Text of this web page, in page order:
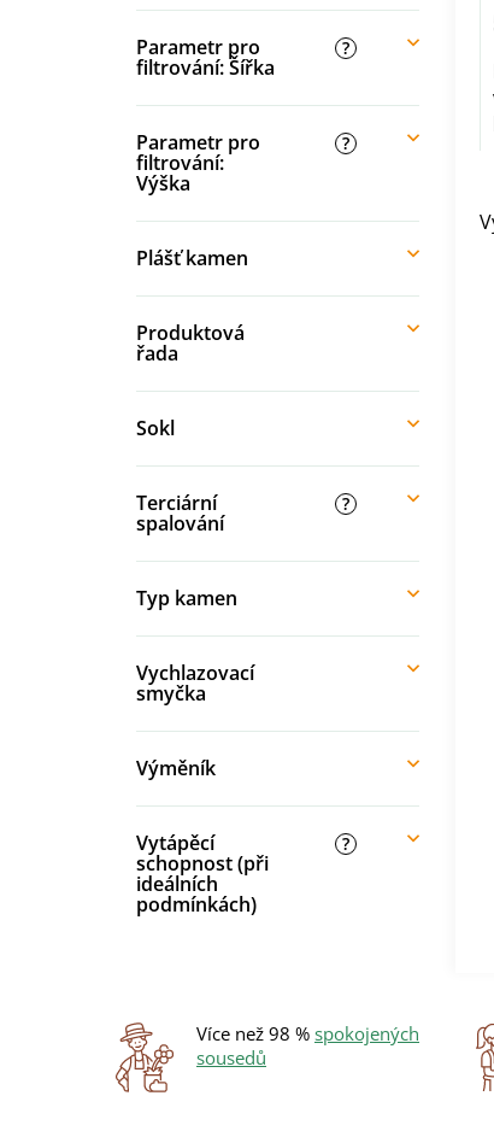
Parametr pro
filtrování: Šířka
?
Parametr pro
filtrování:
Výška
?
Plášť kamen
Produktová
řada
Sokl
Terciární
spalování
?
Typ kamen
Vychlazovací
smyčka
Výměník
Vytápěcí
schopnost (při
ideálních
podmínkách)
?
Více než 98 % spokojených
sousedů